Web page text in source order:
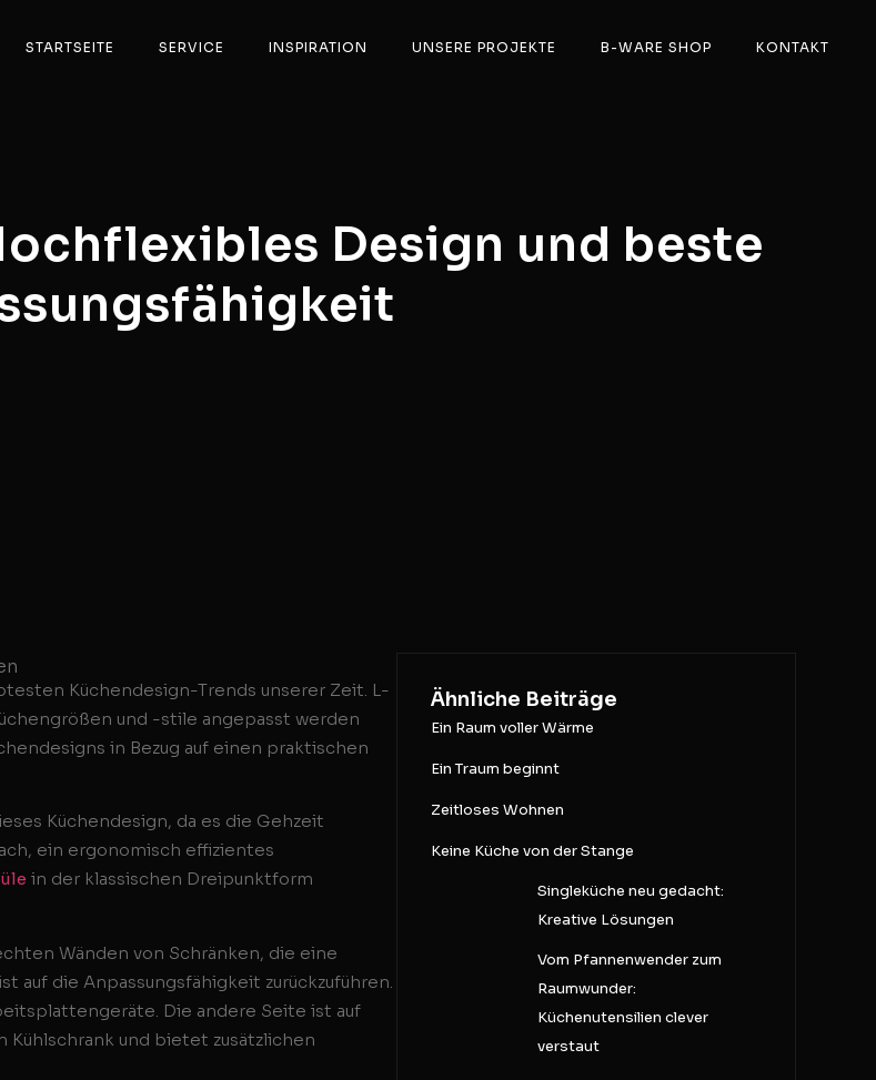
STARTSEITE SERVICE INSPIRATION UNSERE PROJEKTE B-WARE SHOP KONTAKT
Design und beste
Küchendesign-Trends unserer Zeit. L-
und -stile angepasst werden
in Bezug auf einen praktischen
Küchendesign, da es die Gehzeit
ein ergonomisch effizientes
in der klassischen Dreipunktform
Wänden von Schränken, die eine
die Anpassungsfähigkeit zurückzuführen.
Die andere Seite ist auf
und bietet zusätzlichen
Ähnliche Beiträge
Ein Raum voller Wärme
Ein Traum beginnt
Zeitloses Wohnen
Keine Küche von der Stange
Singleküche neu gedacht:
Kreative Lösungen
Vom Pfannenwender zum
Raumwunder:
Küchenutensilien clever
verstaut